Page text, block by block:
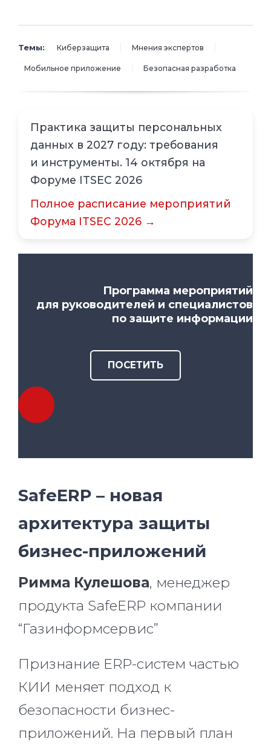
Темы: Киберзащита Мнения экспертов
Мобильное приложение Безопасная разработка
Практика защиты персональных
данных в 2027 году: требования
и инструменты. 14 октября на
Форуме ITSEC 2026
Полное расписание мероприятий
Форума ITSEC 2026 →
Программа мероприятий
для руководителей и специалистов
по защите информации
ПОСЕТИТЬ
SafeERP – новая
архитектура защиты
бизнес-приложений
Римма Кулешова, менеджер
продукта SafeERP компании
“Газинформсервис”
Признание ERP-систем частью
КИИ меняет подход к
безопасности бизнес-
приложений. На первый план